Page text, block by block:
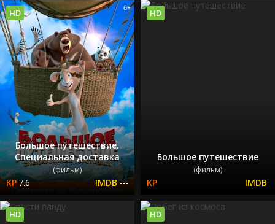
Большое путешествие.
Специальная доставка
(фильм)
7.6 ---
HD
Большое путешествие
(фильм)
HD
HD HD